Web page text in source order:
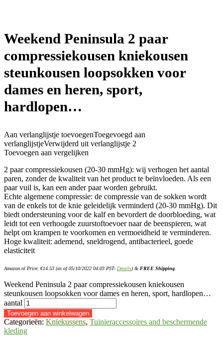
Weekend Peninsula 2 paar
compressiekousen kniekousen
steunkousen loopsokken voor
dames en heren, sport,
hardlopen…
Aan verlanglijstje toevoegenToegevoegd aan
verlanglijstjeVerwijderd uit verlanglijstje 2
Toevoegen aan vergelijken
2 paar compressiekousen (20-30 mmHg): wij verhogen het aantal
paren, zonder de kwaliteit van het product te beïnvloeden. Als een
paar vuil is, kan een ander paar worden gebruikt.
Echte algemene compressie: de compressie van de sokken wordt
van de enkels tot de knie geleidelijk verminderd (20-30 mmHg). Dit
biedt ondersteuning voor de kalf en bevordert de doorbloeding, wat
leidt tot een verhoogde zuurstoftoevoer naar de beenspieren, wat
helpt om krampen te voorkomen en vermoeidheid te verminderen.
Hoge kwaliteit: ademend, sneldrogend, antibacterieel, goede
elasticiteit
Amazon.nl Price: €14.53 (as of 05/10/2022 04:03 PST- Details) & FREE Shipping
Weekend Peninsula 2 paar compressiekousen kniekousen
steunkousen loopsokken voor dames en heren, sport, hardlopen…
aantal
Toevoegen aan winkelwagen
Categorieën: Kniekussens, Tuinieraccessoires and beschermende
kleding